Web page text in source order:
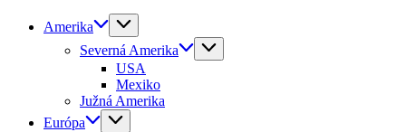
Amerika
Severná Amerika
USA
Mexiko
Južná Amerika
Európa